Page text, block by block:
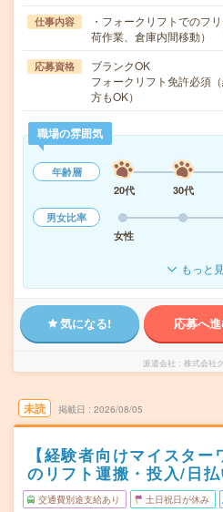
仕事内容
・フォークリフトでのフ
荷作業、倉庫内間移動）
応募資格
ブランクOK
フォークリフト免許必須
方もOK）
職場の雰囲気
年齢層
20代
30代
男女比率
女性
もっと
気になる! 応募へ
派遣会社 株式会社
未読 掲載日 2026/08/05
【経験者向けマイスタ
のリフト運搬・投入/日
交通費別途支給あり 土日祝日が休み